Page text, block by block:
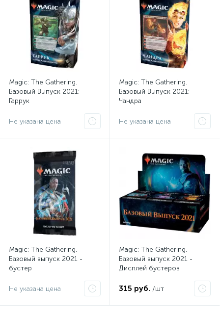
Magic: The Gathering.
Базовый Выпуск 2021:
Гаррук
Не указана цена
Magic: The Gathering.
Базовый Выпуск 2021:
Чандра
Не указана цена
Magic: The Gathering.
Базовый выпуск 2021 -
бустер
Не указана цена
Magic: The Gathering.
Базовый выпуск 2021 -
Дисплей бустеров
315 руб. /шт